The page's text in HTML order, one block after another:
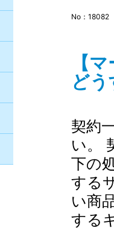
No：18082
【
ど
契約
い。
下の
する
い商
する